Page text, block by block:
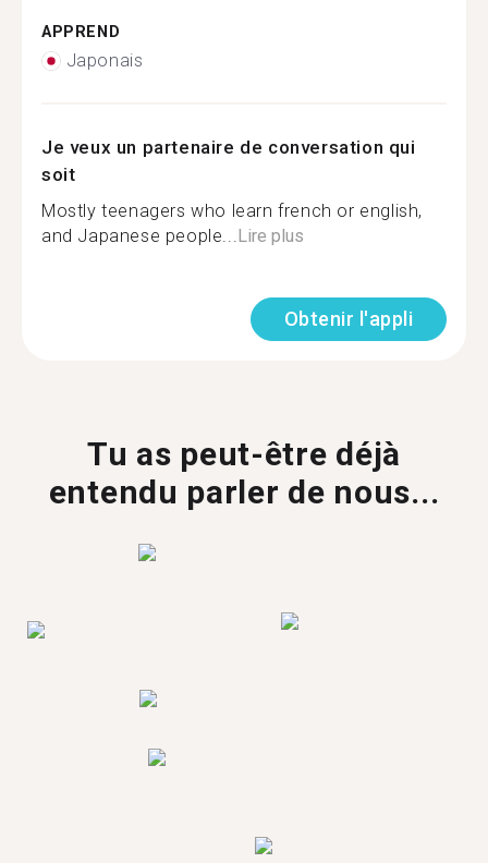
APPREND
Japonais
Je veux un partenaire de conversation qui
soit
Mostly teenagers who learn french or english,
and Japanese people...Lire plus
Obtenir l'appli
Tu as peut-être déjà
entendu parler de nous...